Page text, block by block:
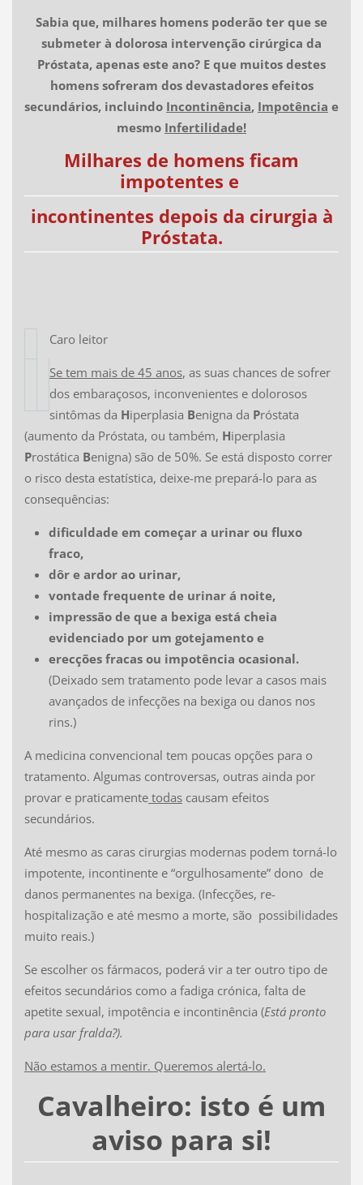
Sabia que, milhares homens poderão ter que se
submeter à dolorosa intervenção cirúrgica da
Próstata, apenas este ano? E que muitos destes
homens sofreram dos devastadores efeitos
secundários, incluindo Incontinência, Impotência e
mesmo Infertilidade!
Milhares de homens ficam
impotentes e
incontinentes depois da cirurgia à
Próstata.
Caro leitor
Se tem mais de 45 anos, as suas chances de sofrer
dos embaraçosos, inconvenientes e dolorosos
sintômas da Hiperplasia Benigna da Próstata
(aumento da Próstata, ou também, Hiperplasia
Prostática Benigna) são de 50%. Se está disposto correr
o risco desta estatística, deixe-me prepará-lo para as
consequências:
dificuldade em começar a urinar ou fluxo
fraco,
dôr e ardor ao urinar,
vontade frequente de urinar á noite,
impressão de que a bexiga está cheia
evidenciado por um gotejamento e
erecções fracas ou impotência ocasional.
(Deixado sem tratamento pode levar a casos mais
avançados de infecções na bexiga ou danos nos
rins.)
A medicina convencional tem poucas opções para o
tratamento. Algumas controversas, outras ainda por
provar e praticamentetodascausam efeitos
secundários.
Até mesmo as caras cirurgias modernas podem torná-lo
impotente, incontinente e “orgulhosamente” dono de
danos permanentes na bexiga. (Infecções, re-
hospitalização e até mesmo a morte, são possibilidades
muito reais.)
Se escolher os fármacos, poderá vir a ter outro tipo de
efeitos secundários como a fadiga crónica, falta de
apetite sexual, impotência e incontinência (Está pronto
para usar fralda?).
Não estamos a mentir. Queremos alertá-lo.
Cavalheiro: isto é um
aviso para si!